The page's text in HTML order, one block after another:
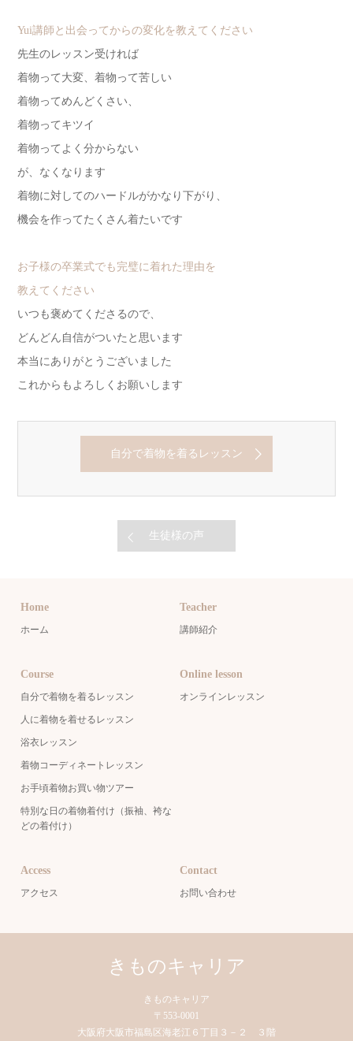
Yui講師と出会ってからの変化を教えてください
先生のレッスン受ければ
着物って大変、着物って苦しい
着物ってめんどくさい、
着物ってキツイ
着物ってよく分からない
が、なくなります
着物に対してのハードルがかなり下がり、
機会を作ってたくさん着たいです
お子様の卒業式でも完璧に着れた理由を
教えてください
いつも褒めてくださるので、
どんどん自信がついたと思います
本当にありがとうございました
これからもよろしくお願いします
自分で着物を着るレッスン
生徒様の声
Home
ホーム
Teacher
講師紹介
Course
自分で着物を着るレッスン
人に着物を着せるレッスン
浴衣レッスン
着物コーディネートレッスン
お手頃着物お買い物ツアー
特別な日の着物着付け（振袖、袴な
どの着付け）
Online lesson
オンラインレッスン
Access
アクセス
Contact
お問い合わせ
きものキャリア
きものキャリア
〒553-0001
大阪府大阪市福島区海老江６丁目３－２ ３階